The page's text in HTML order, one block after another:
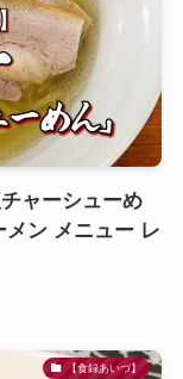
ャーシューめ
ン メニュー レ
【食録あいづ】